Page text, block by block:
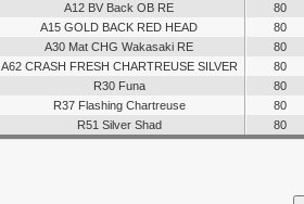
A12 BV Back OB RE
80
A15 GOLD BACK RED HEAD
80
A30 Mat CHG Wakasaki RE
80
A62 CRASH FRESH CHARTREUSE SILVER
80
R30 Funa
80
R37 Flashing Chartreuse
80
R51 Silver Shad 80